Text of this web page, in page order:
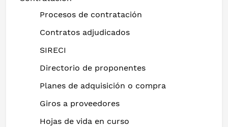
Procesos de contratación
Contratos adjudicados
SIRECI
Directorio de proponentes
Planes de adquisición o compra
Giros a proveedores
Hojas de vida en curso